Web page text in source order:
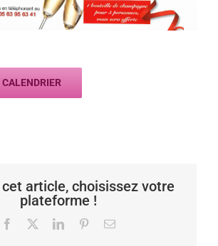
article, choisissez votre
plateforme !
Facebook LinkedInPinterestEmail